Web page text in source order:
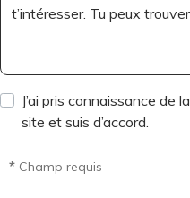
J’ai pris connaissance de la
site et suis d’accord.
* Champ requis